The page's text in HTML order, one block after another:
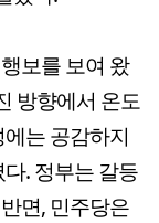
보를 보여 왔
방향에서 온도
는 공감하지
. 정부는 갈등
면, 민주당은